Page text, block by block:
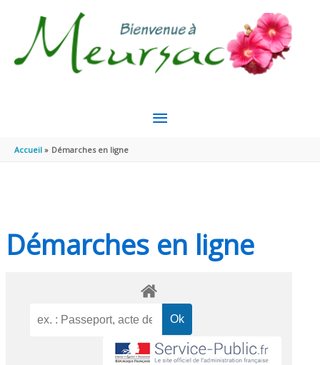
MENU
Accueil Démarches en ligne
Démarches en ligne